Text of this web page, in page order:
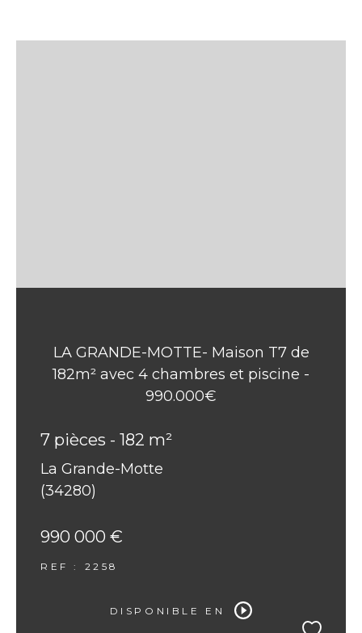
LA GRANDE-MOTTE- Maison T7 de
182m² avec 4 chambres et piscine -
990.000€
7 pièces - 182 m²
La Grande-Motte
(34280)
990 000 €
REF : 2258
DISPONIBLE EN